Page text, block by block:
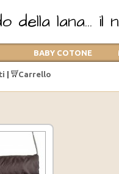
della lana... il
BABY COTONE
Carrello